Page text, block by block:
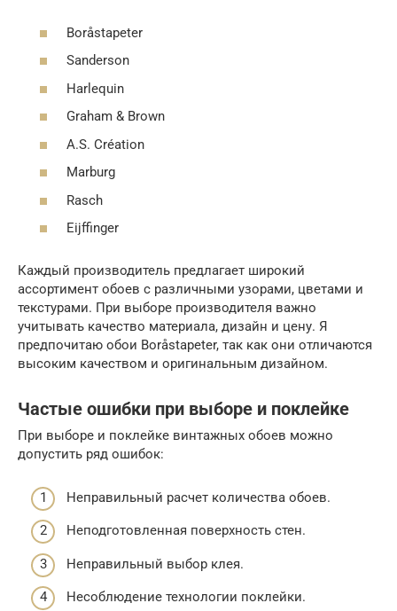
Boråstapeter
Sanderson
Harlequin
Graham & Brown
A.S. Création
Marburg
Rasch
Eijffinger
Каждый производитель предлагает широкий
ассортимент обоев с различными узорами, цветами и
текстурами. При выборе производителя важно
учитывать качество материала, дизайн и цену. Я
предпочитаю обои Boråstapeter, так как они отличаются
высоким качеством и оригинальным дизайном.
Частые ошибки при выборе и поклейке
При выборе и поклейке винтажных обоев можно
допустить ряд ошибок:
Неправильный расчет количества обоев.
Неподготовленная поверхность стен.
Неправильный выбор клея.
Несоблюдение технологии поклейки.